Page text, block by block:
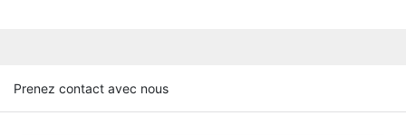
Prenez contact avec nous